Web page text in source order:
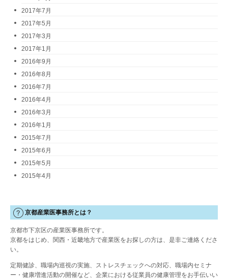
2017年7月
2017年5月
2017年3月
2017年1月
2016年9月
2016年8月
2016年7月
2016年4月
2016年3月
2016年1月
2015年7月
2015年6月
2015年5月
2015年4月
京都産業医事務所とは？
京都市下京区の産業医事務所です。
京都をはじめ、関西・近畿地方で産業医をお探しの方は、是非ご連絡くださ
い。
定期健診、職場内巡視の実施、ストレスチェックへの対応、職場内セミナ
ー・健康増進活動の開催など、企業における従業員の健康管理をお手伝いい